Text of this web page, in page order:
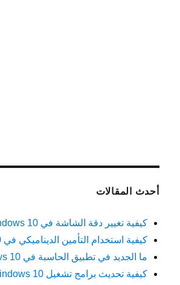
أحدث المقالات
كيفية تغيير دقة الشاشة في windows 10
كيفية استخدام التأمين الديناميكي في windows 10
ما الجديد في تطبيق الحاسبة في windows 10
كيفية تحديث برامج تشغيل windows 10